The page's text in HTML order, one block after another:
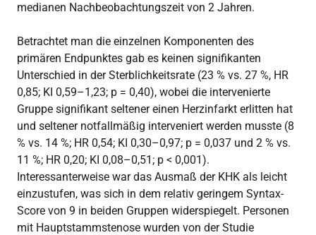
medianen Nachbeobachtungszeit von 2 Jahren.
Betrachtet man die einzelnen Komponenten des
primären Endpunktes gab es keinen signifikanten
Unterschied in der Sterblichkeitsrate (23 % vs. 27 %, HR
0,85; KI 0,59–1,23; p = 0,40), wobei die intervenierte
Gruppe signifikant seltener einen Herzinfarkt erlitten hat
und seltener notfallmäßig interveniert werden musste (8
% vs. 14 %; HR 0,54; KI 0,30–0,97; p = 0,037 und 2 % vs.
11 %; HR 0,20; KI 0,08–0,51; p < 0,001).
Interessanterweise war das Ausmaß der KHK als leicht
einzustufen, was sich in dem relativ geringem Syntax-
Score von 9 in beiden Gruppen widerspiegelt. Personen
mit Hauptstammstenose wurden von der Studie